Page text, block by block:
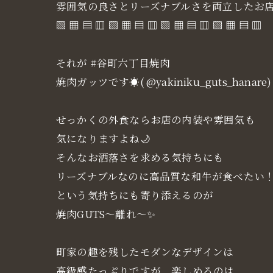
雰囲気の良さとリーズナブルさを両立したお
▧ ▦ ▤ ▥ ▧ ▦ ▤ ▥ ▧ ▦ ▤ ▥ ▧ ▦ ▤ ▥
それが #谷町六丁目焼肉
焼肉ガッツです☀( @yakiniku_guts_hanare)
せっかくの外食ならお店の内装や雰囲気も
気になりますよね🌙
そんなお洒落さを求める気持ちにも
リーズナブルなのに高品質な和牛が食べたい
という気持ちにも寄り添えるのが
焼肉GUTS～離れ～✨
町家の趣を残したモダンなデザインは